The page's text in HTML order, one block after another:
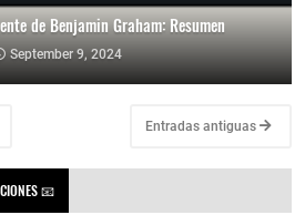
de Benjamin Graham: Resumen
September 9, 2024
Entradas antiguas
📧